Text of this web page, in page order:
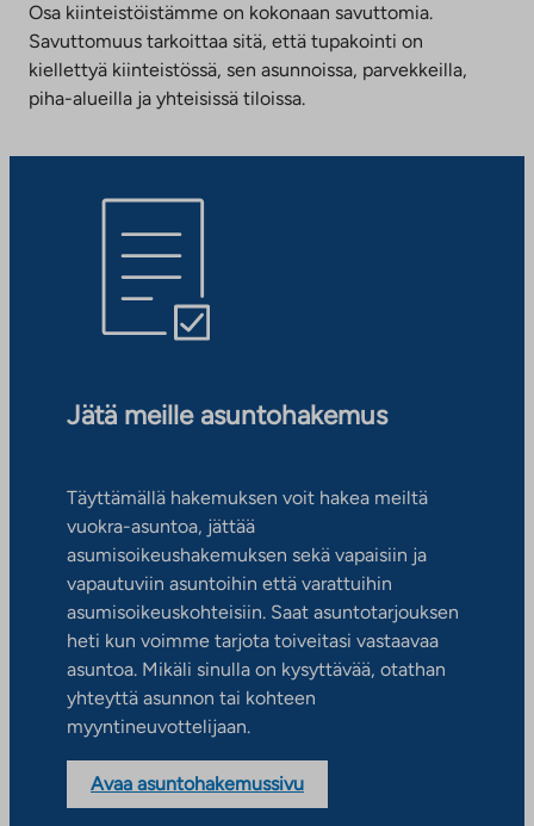
Osa kiinteistöistämme on kokonaan savuttomia.
Savuttomuus tarkoittaa sitä, että tupakointi on
kiellettyä kiinteistössä, sen asunnoissa, parvekkeilla,
piha-alueilla ja yhteisissä tiloissa.
Jätä meille asuntohakemus
Täyttämällä hakemuksen voit hakea meiltä
vuokra-asuntoa, jättää
asumisoikeushakemuksen sekä vapaisiin ja
vapautuviin asuntoihin että varattuihin
asumisoikeuskohteisiin. Saat asuntotarjouksen
heti kun voimme tarjota toiveitasi vastaavaa
asuntoa. Mikäli sinulla on kysyttävää, otathan
yhteyttä asunnon tai kohteen
myyntineuvottelijaan.
Avaa asuntohakemussivu